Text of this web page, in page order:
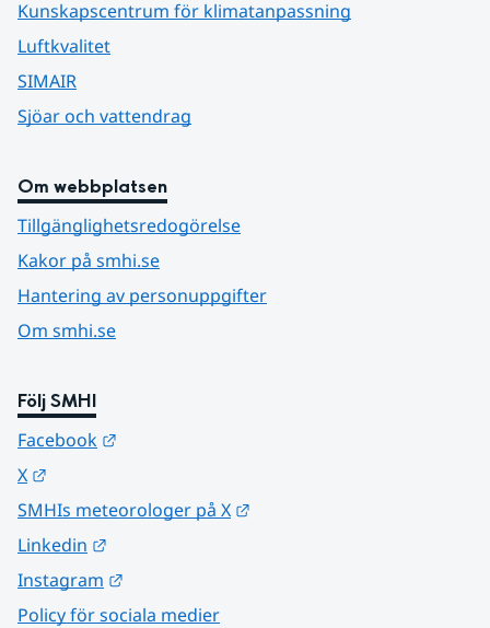
Kunskapscentrum för klimatanpassning
Luftkvalitet
SIMAIR
Sjöar och vattendrag
Om webbplatsen
Tillgänglighetsredogörelse
Kakor på smhi.se
Hantering av personuppgifter
Om smhi.se
Följ SMHI
Facebook
X
SMHIs meteorologer på X
Linkedin
Instagram
Policy för sociala medier